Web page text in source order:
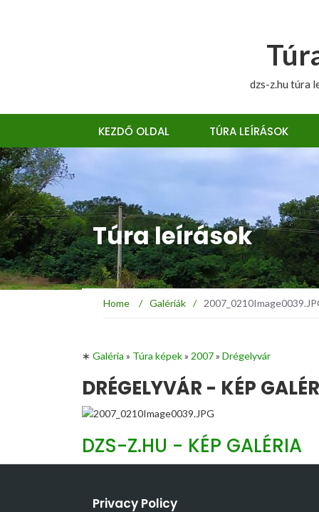
dzs-z.hu túra
KEZDŐ OLDAL TÚRA LEÍRÁSOK
Túra leírások
Home / Galériák /
∗ Galéria » Túra képek» 2007» Drégelyvár
DRÉGELYVÁR - KÉP
DZS-Z.HU - KÉP GALÉRIA
Privacy Policy